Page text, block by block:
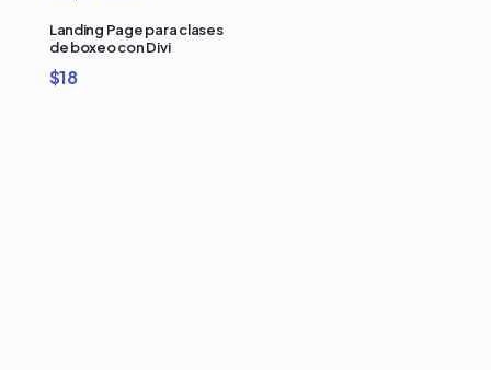
Landing Page para clases
de boxeo con Divi
$18